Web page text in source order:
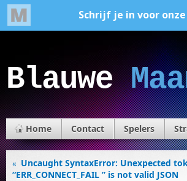
Blauwe
Home Contact Spelers
« Uncaught SyntaxError: Unexpected
“ERR_CONNECT_FAIL ” is not valid JSON